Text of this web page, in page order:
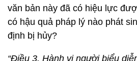
văn bản này đã có hiệu lực
có hậu quả pháp lý nào phát
định bị hủy?
“Điều 3. Hành vi người biểu